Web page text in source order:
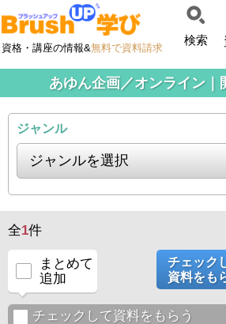
資格・講座の情報&無料で資料請求
検索
あゆん企画／オンライン｜
ジャンル
全1件
まとめて
追加
チェック
資料をも
チェックして資料をもらう